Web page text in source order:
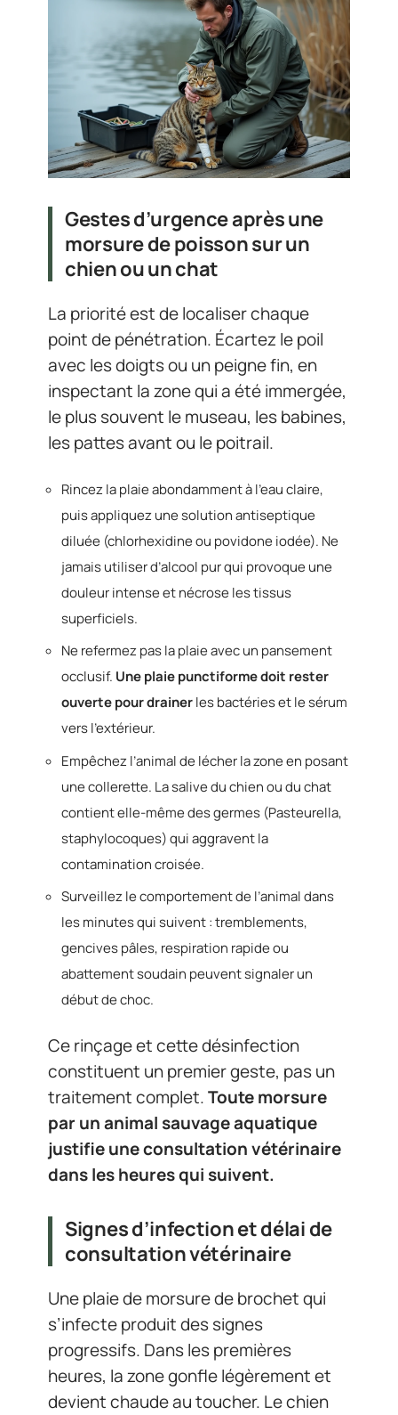
Gestes d’urgence après une
morsure de poisson sur un
chien ou un chat
La priorité est de localiser chaque
point de pénétration. Écartez le poil
avec les doigts ou un peigne fin, en
inspectant la zone qui a été immergée,
le plus souvent le museau, les babines,
les pattes avant ou le poitrail.
Rincez la plaie abondamment à l’eau claire,
puis appliquez une solution antiseptique
diluée (chlorhexidine ou povidone iodée). Ne
jamais utiliser d’alcool pur qui provoque une
douleur intense et nécrose les tissus
superficiels.
Ne refermez pas la plaie avec un pansement
occlusif. Une plaie punctiforme doit rester
ouverte pour drainerles bactéries et le sérum
vers l’extérieur.
Empêchez l’animal de lécher la zone en posant
une collerette. La salive du chien ou du chat
contient elle-même des germes (Pasteurella,
staphylocoques) qui aggravent la
contamination croisée.
Surveillez le comportement de l’animal dans
les minutes qui suivent : tremblements,
gencives pâles, respiration rapide ou
abattement soudain peuvent signaler un
début de choc.
Ce rinçage et cette désinfection
constituent un premier geste, pas un
traitement complet.Toute morsure
par un animal sauvage aquatique
justifie une consultation vétérinaire
dans les heures qui suivent.
Signes d’infection et délai de
consultation vétérinaire
Une plaie de morsure de brochet qui
s’infecte produit des signes
progressifs. Dans les premières
heures, la zone gonfle légèrement et
devient chaude au toucher. Le chien